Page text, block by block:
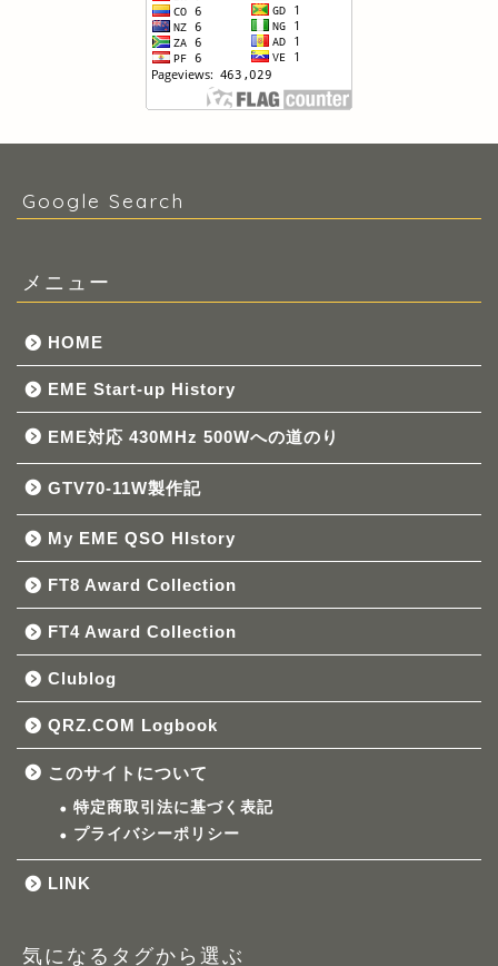
Google Search
メニュー
HOME
EME Start-up History
EME対応 430MHz 500Wへの道のり
GTV70-11W製作記
My EME QSO HIstory
FT8 Award Collection
FT4 Award Collection
Clublog
QRZ.COM Logbook
このサイトについて
特定商取引法に基づく表記
プライバシーポリシー
LINK
気になるタグから選ぶ